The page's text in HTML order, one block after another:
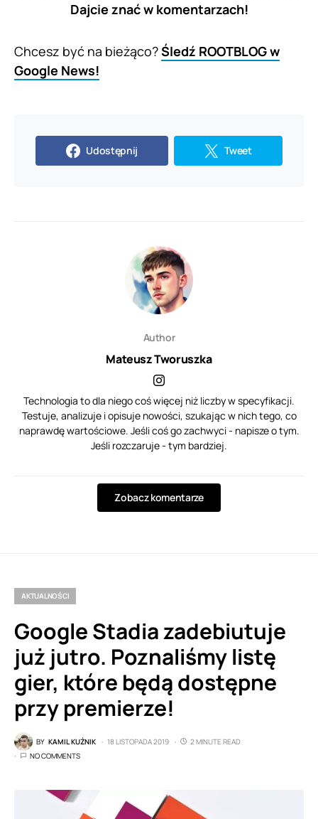
Dajcie znać w komentarzach!
Chcesz być na bieżąco?Śledź ROOTBLOG w
Google News!
Udostępnij Tweet
Author
Mateusz Tworuszka
Technologia to dla niego coś więcej niż liczby w specyfikacji.
Testuje, analizuje i opisuje nowości, szukając w nich tego, co
naprawdę wartościowe. Jeśli coś go zachwyci - napisze o tym.
Jeśli rozczaruje - tym bardziej.
Zobacz komentarze
AKTUALNOŚCI
Google Stadia zadebiutuje
już jutro. Poznaliśmy listę
gier, które będą dostępne
przy premierze!
BY KAMIL KUŹNIK 18 LISTOPADA 2019
2 MINUTE READ
NO COMMENTS